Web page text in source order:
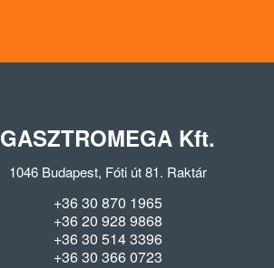
GASZTROMEGA Kft.
1046 Budapest, Fóti út 81. Raktár
+36 30 870 1965
+36 20 928 9868
+36 30 514 3396
+36 30 366 0723